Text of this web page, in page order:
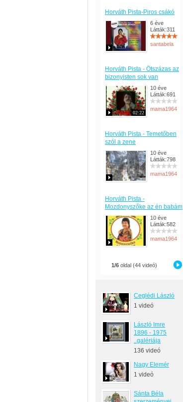
Horváth Pista-Piros csákó
6 éve
Látták:311
santabela
Horváth Pista - Ötszázas az
bizonyisten sok van
02:22
10 éve
Látták:691
mama1964
Horváth Pista - Temetőben
szól a zene
10 éve
Látták:798
mama1964
Horváth Pista -
Mozdonyszőke az én babám
10 éve
Látták:582
mama1964
1/6 oldal (44 videó)
Ceglédi László
1 videó
László Imre
1896 - 1975
..galériája
136 videó
Nagy Elemér
1 videó
Sánta Béla